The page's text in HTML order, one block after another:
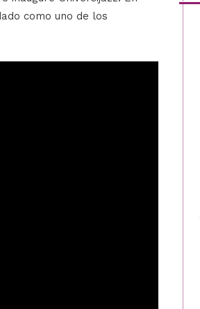
como uno de los